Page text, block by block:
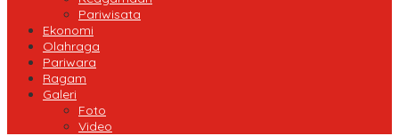
Pariwisata
Ekonomi
Olahraga
Pariwara
Ragam
Galeri
Foto
Video